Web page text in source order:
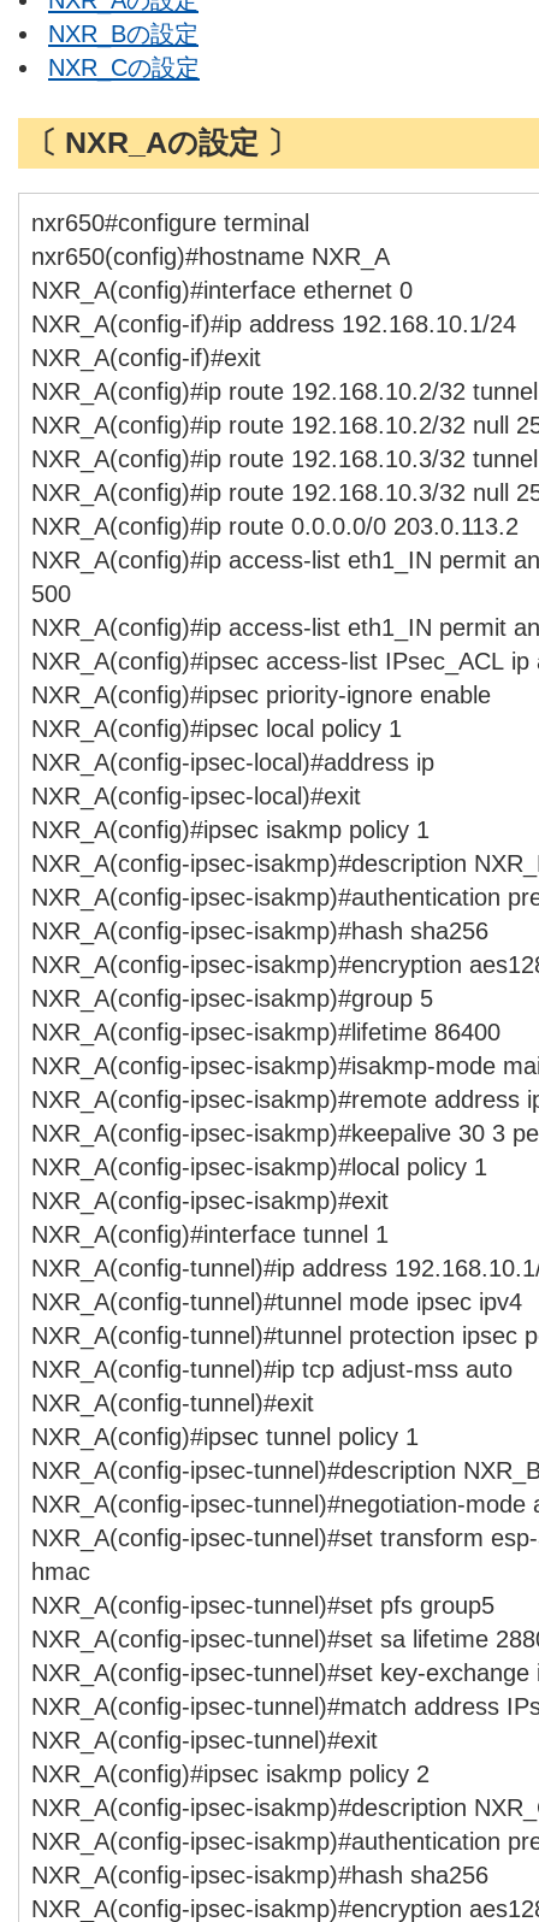
NXR_Bの設定
NXR_Cの設定
〔 NXR_Aの設定 〕
nxr650#configure terminal
nxr650(config)#hostname NXR_A
NXR_A(config)#interface ethernet 0
NXR_A(config-if)#ip address 192.168.10.1/24
NXR_A(config-if)#exit
NXR_A(config)#ip route 192.168.10.2/32
NXR_A(config)#ip route 192.168.10.2/32 null
NXR_A(config)#ip route 192.168.10.3/32
NXR_A(config)#ip route 192.168.10.3/32 null
NXR_A(config)#ip route 0.0.0.0/0 203.0.113.2
NXR_A(config)#ip access-list eth1_IN permit
500
NXR_A(config)#ip access-list eth1_IN permit
NXR_A(config)#ipsec access-list IPsec_ACL ip
NXR_A(config)#ipsec priority-ignore enable
NXR_A(config)#ipsec local policy 1
NXR_A(config-ipsec-local)#address ip
NXR_A(config-ipsec-local)#exit
NXR_A(config)#ipsec isakmp policy 1
NXR_A(config-ipsec-isakmp)#description
NXR_A(config-ipsec-isakmp)#authentication
NXR_A(config-ipsec-isakmp)#hash sha256
NXR_A(config-ipsec-isakmp)#encryption
NXR_A(config-ipsec-isakmp)#group 5
NXR_A(config-ipsec-isakmp)#lifetime 86400
NXR_A(config-ipsec-isakmp)#isakmp-mode
NXR_A(config-ipsec-isakmp)#remote address
NXR_A(config-ipsec-isakmp)#keepalive 30 3
NXR_A(config-ipsec-isakmp)#local policy 1
NXR_A(config-ipsec-isakmp)#exit
NXR_A(config)#interface tunnel 1
NXR_A(config-tunnel)#ip address
NXR_A(config-tunnel)#tunnel mode ipsec ipv4
NXR_A(config-tunnel)#tunnel protection ipsec
NXR_A(config-tunnel)#ip tcp adjust-mss auto
NXR_A(config-tunnel)#exit
NXR_A(config)#ipsec tunnel policy 1
NXR_A(config-ipsec-tunnel)#description
NXR_A(config-ipsec-tunnel)#negotiation-mode
NXR_A(config-ipsec-tunnel)#set transform
hmac
NXR_A(config-ipsec-tunnel)#set pfs group5
NXR_A(config-ipsec-tunnel)#set sa lifetime
NXR_A(config-ipsec-tunnel)#set key-exchange
NXR_A(config-ipsec-tunnel)#match address
NXR_A(config-ipsec-tunnel)#exit
NXR_A(config)#ipsec isakmp policy 2
NXR_A(config-ipsec-isakmp)#description
NXR_A(config-ipsec-isakmp)#authentication
NXR_A(config-ipsec-isakmp)#hash sha256
NXR_A(config-ipsec-isakmp)#encryption